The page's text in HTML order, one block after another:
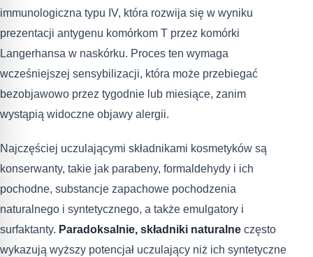
immunologiczna typu IV, która rozwija się w wyniku
prezentacji antygenu komórkom T przez komórki
Langerhansa w naskórku. Proces ten wymaga
wcześniejszej sensybilizacji, która może przebiegać
bezobjawowo przez tygodnie lub miesiące, zanim
wystąpią widoczne objawy alergii.
Najczęściej uczulającymi składnikami kosmetyków są
konserwanty, takie jak parabeny, formaldehydy i ich
pochodne, substancje zapachowe pochodzenia
naturalnego i syntetycznego, a także emulgatory i
surfaktanty. Paradoksalnie, składniki naturalne często
wykazują wyższy potencjał uczulający niż ich syntetyczne